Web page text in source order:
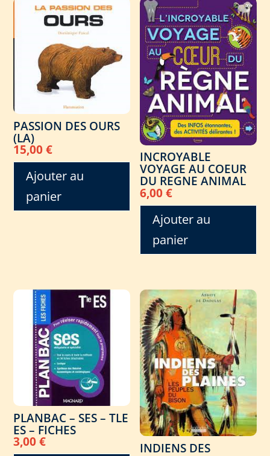
PASSION DES OURS
(LA)
15,00€
Ajouter au
panier
INCROYABLE
VOYAGE AU COEUR
DU REGNE ANIMAL
6,00€
Ajouter au
panier
PLANBAC – SES – TLE
ES – FICHES
3,00€ INDIENS DES